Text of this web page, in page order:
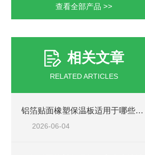
查看全部产品 >>
相关文章
RELATED ARTICLES
铝箔贴面橡塑保温板适用于哪些工程场景？
2026-06-04